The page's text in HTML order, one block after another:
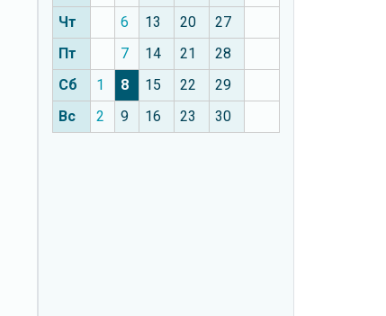
Чт
6 13 20
27
Пт
7 14 21
28
Сб
1 8 15 22
29
Вс
2 9 16 23 30